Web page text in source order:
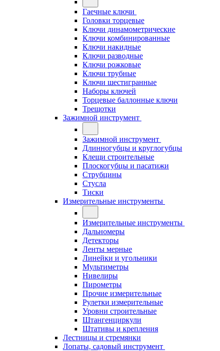
Гаечные ключи
Головки торцевые
Ключи динамометрические
Ключи комбинированные
Ключи накидные
Ключи разводные
Ключи рожковые
Ключи трубные
Ключи шестигранные
Наборы ключей
Торцевые баллонные ключи
Трещотки
Зажимной инструмент
Зажимной инструмент
Длинногубцы и круглогубцы
Клещи строительные
Плоскогубцы и пасатижи
Струбцины
Стусла
Тиски
Измерительные инструменты
Измерительные инструменты
Дальномеры
Детекторы
Ленты мерные
Линейки и угольники
Мультиметры
Нивелиры
Пирометры
Прочие измерительные
Рулетки измерительные
Уровни строительные
Штангенциркули
Штативы и крепления
Лестницы и стремянки
Лопаты, садовый инструмент